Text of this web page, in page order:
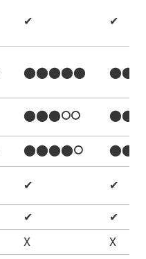
✔ ✔
⬤⬤⬤⬤⬤
⬤⬤⬤⭘⭘
⬤⬤⬤⬤⭘
✔ ✔
✔
✔
X
X